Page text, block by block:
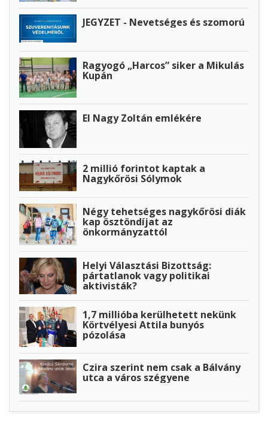
JEGYZET - Nevetséges és szomorú
Ragyogó „Harcos” siker a Mikulás
Kupán
El Nagy Zoltán emlékére
2 millió forintot kaptak a
Nagykőrösi Sólymok
Négy tehetséges nagykőrösi diák
kap ösztöndíjat az
önkormányzattól
Helyi Választási Bizottság:
pártatlanok vagy politikai
aktivisták?
1,7 millióba kerülhetett nekünk
Körtvélyesi Attila bunyós
pózolása
Czira szerint nem csak a Bálvány
utca a város szégyene